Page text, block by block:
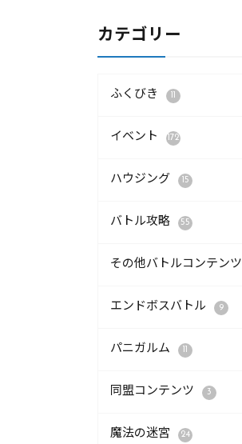
カテゴリー
ふくびき
イベント 172
ハウジング 15
バトル攻略 55
その他バトルコンテンツ
エンドボスバトル 9
パニガルム
同盟コンテンツ 3
魔法の迷宮 24